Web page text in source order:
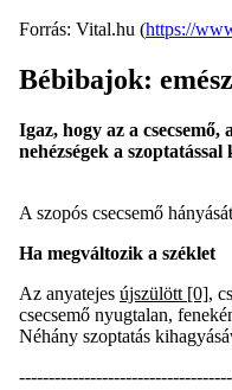
Forrás: Vital.hu (https://
Bébibajok:
Igaz, hogy az a
nehézségek a
A szopós csecsemő
Ha megváltozik a széklet
Az anyatejes újszülött [0],
csecsemő nyugtalan,
Néhány szoptatás